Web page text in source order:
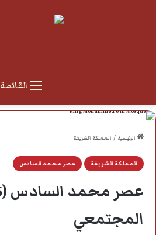
القائمة
الرئيسية / المملكة الشريفة
المملكة الشريفة عصر محمد السادس
المجتمعي